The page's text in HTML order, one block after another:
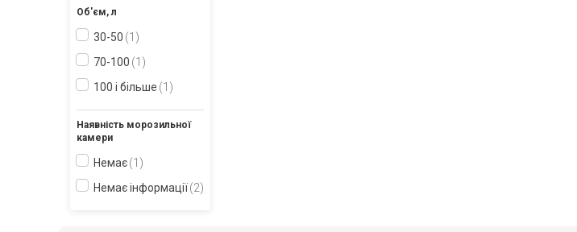
Об'єм, л
30-50 1
70-100 1
100 і більше 1
Наявність морозильної
камери
Немає 1
Немає інформації 2